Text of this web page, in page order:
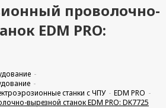
проволочно-
EDM PRO:
станки с ЧПУ
EDM PRO
вырезной станок EDM PRO: DK7725